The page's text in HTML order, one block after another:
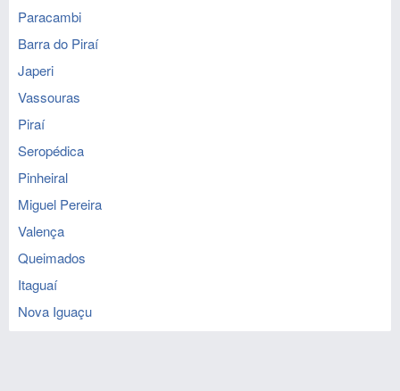
Paracambi
Barra do Piraí
Japeri
Vassouras
Piraí
Seropédica
Pinheiral
Miguel Pereira
Valença
Queimados
Itaguaí
Nova Iguaçu